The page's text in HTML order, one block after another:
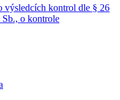
výsledcích kontrol dle § 26
Sb., o kontrole